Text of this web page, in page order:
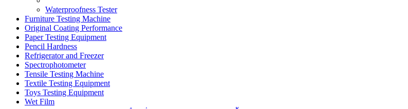
Waterproofness Tester
Furniture Testing Machine
Original Coating Performance
Paper Testing Equipment
Pencil Hardness
Refrigerator and Freezer
Spectrophotometer
Tensile Testing Machine
Textile Testing Equipment
Toys Testing Equipment
Wet Film